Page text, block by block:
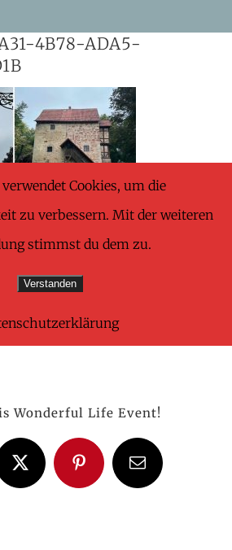
4B78-ADA5-
Wonderful Life Event!
X PinterestE-
Mail
verwendet Cookies, um die
zu verbessern. Mit der weiteren
stimmst du dem zu.
Verstanden